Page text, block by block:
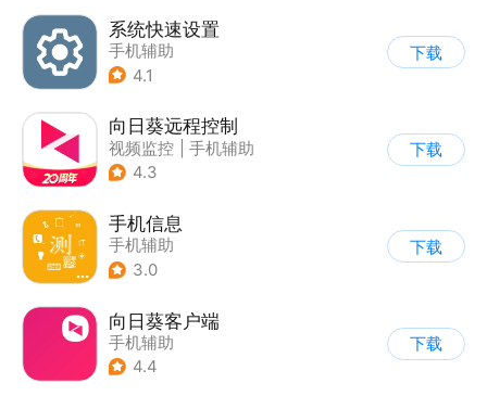
系统快速设置
手机辅助
4.1
下载
向日葵远程控制
视频监控
手机辅助
4.3
下载
手机信息
手机辅助
3.0
下载
向日葵客户端
手机辅助
4.4
下载